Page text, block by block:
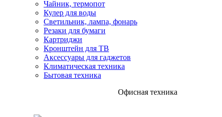
Чайник, термопот
Кулер для воды
Светильник, лампа, фонарь
Резаки для бумаги
Картриджи
Кронштейн для ТВ
Аксессуары для гаджетов
Климатическая техника
Бытовая техника
Офисная техника